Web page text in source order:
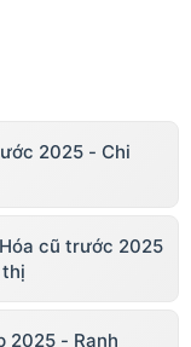
2025 - Chi
cũ trước 2025
2025 - Ranh